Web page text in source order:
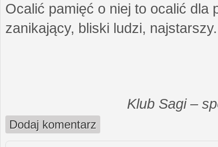
Ocalić pamięć o niej to ocalić dla
zanikający, bliski ludzi,
Klub Sagi –
Dodaj komentarz